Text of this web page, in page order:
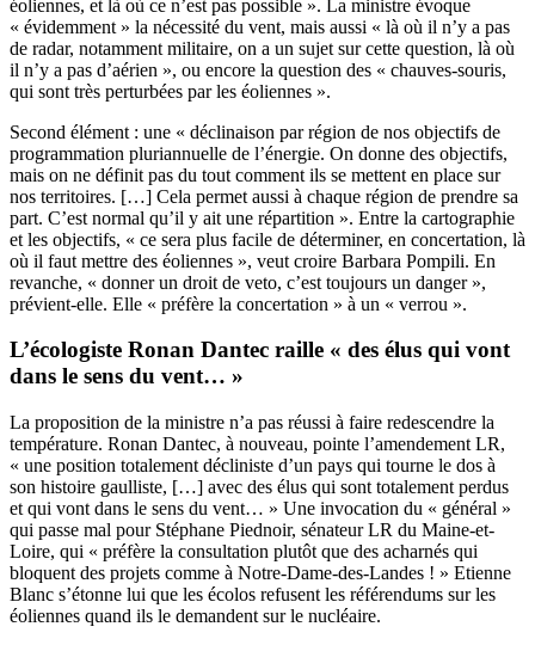
éoliennes, et là où ce n’est pas possible ». La ministre évoque
« évidemment » la nécessité du vent, mais aussi « là où il n’y a pas
de radar, notamment militaire, on a un sujet sur cette question, là où
il n’y a pas d’aérien », ou encore la question des « chauves-souris,
qui sont très perturbées par les éoliennes ».
Second élément : une « déclinaison par région de nos objectifs de
programmation pluriannuelle de l’énergie. On donne des objectifs,
mais on ne définit pas du tout comment ils se mettent en place sur
nos territoires. […] Cela permet aussi à chaque région de prendre sa
part. C’est normal qu’il y ait une répartition ». Entre la cartographie
et les objectifs, « ce sera plus facile de déterminer, en concertation, là
où il faut mettre des éoliennes », veut croire Barbara Pompili. En
revanche, « donner un droit de veto, c’est toujours un danger »,
prévient-elle. Elle « préfère la concertation » à un « verrou ».
L’écologiste Ronan Dantec raille « des élus qui vont
dans le sens du vent… »
La proposition de la ministre n’a pas réussi à faire redescendre la
température. Ronan Dantec, à nouveau, pointe l’amendement LR,
« une position totalement décliniste d’un pays qui tourne le dos à
son histoire gaulliste, […] avec des élus qui sont totalement perdus
et qui vont dans le sens du vent… » Une invocation du « général »
qui passe mal pour Stéphane Piednoir, sénateur LR du Maine-et-
Loire, qui « préfère la consultation plutôt que des acharnés qui
bloquent des projets comme à Notre-Dame-des-Landes ! » Etienne
Blanc s’étonne lui que les écolos refusent les référendums sur les
éoliennes quand ils le demandent sur le nucléaire.